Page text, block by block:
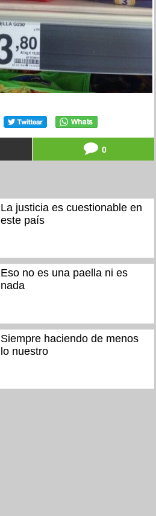
0
La justicia es cuestionable en
este país
Eso no es una paella ni es
nada
Siempre haciendo de menos
lo nuestro